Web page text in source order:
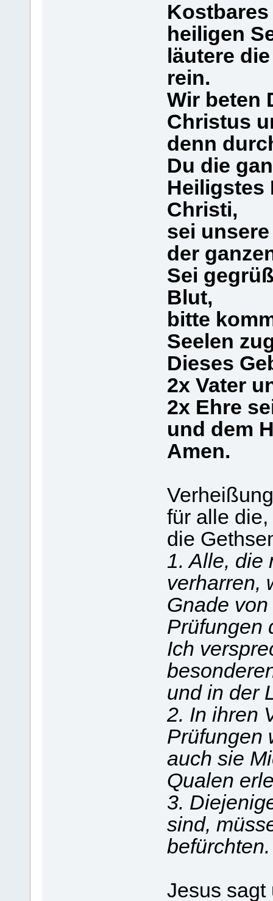
heiligen
läutere
rein.
Wir beten
Christus
denn
Du die
Heiligstes
Christi,
sei
der
Sei
Blut,
bitte
Seelen
Dieses
2x Vater
2x Ehre
und dem
Amen.
für alle
die
1. Alle, die
verharren,
Gnade
Prüfungen
Ich
und in der
2. In ihren
Prüfungen
auch sie
Qualen
3.
sind,
befürchten.
Jesus sagt